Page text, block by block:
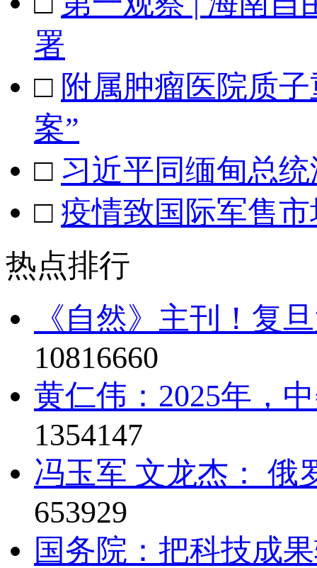
署
□ 附属肿瘤医院质
案”
□ 习近平同缅甸总
□ 疫情致国际军售
热点排行
《自然》主刊！复
10816660
黄仁伟：2025年，
1354147
冯玉军 文龙杰： 俄
653929
国务院：把科技成